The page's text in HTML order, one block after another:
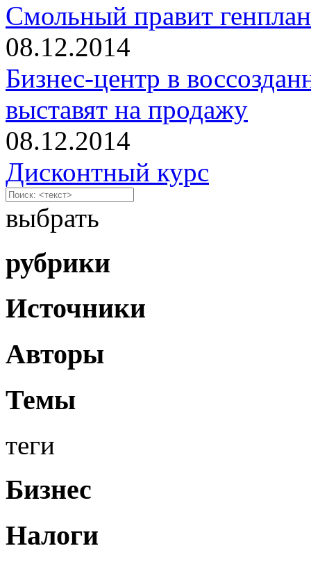
Смольный правит генплан
08.12.2014
Бизнес-центр в
выставят на продажу
08.12.2014
Дисконтный курс
выбрать
рубрики
Источники
Авторы
Темы
теги
Бизнес
Налоги